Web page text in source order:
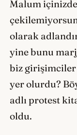
Malum
olarak
yine bunu
biz girişimciler
yer olurdu?
adlı protest
oldu.